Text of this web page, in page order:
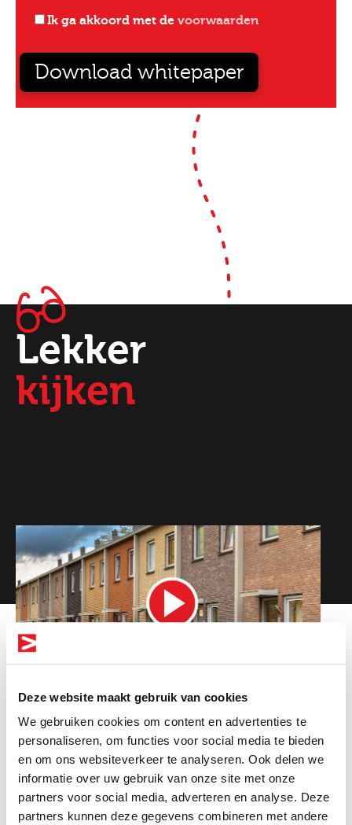
Deze website maakt gebruik van cookies
We gebruiken cookies om content en advertenties te
personaliseren, om functies voor social media te bieden
en om ons websiteverkeer te analyseren. Ook delen we
informatie over uw gebruik van onze site met onze
partners voor social media, adverteren en analyse. Deze
partners kunnen deze gegevens combineren met andere
Ik ga akkoord met de voorwaarden
Download whitepaper
Lekker
kijken
Altijd als 1e op de hoogte van de
nieuwste vacatures als je een job